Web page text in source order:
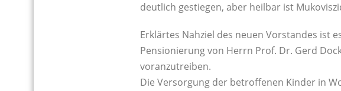
deutlich gestiegen, aber heilbar ist
Erklärtes Nahziel des neuen Vorstandes ist
Pensionierung von Herrn Prof. Dr. Gerd
voranzutreiben.
Die Versorgung der betroffenen Kinder in